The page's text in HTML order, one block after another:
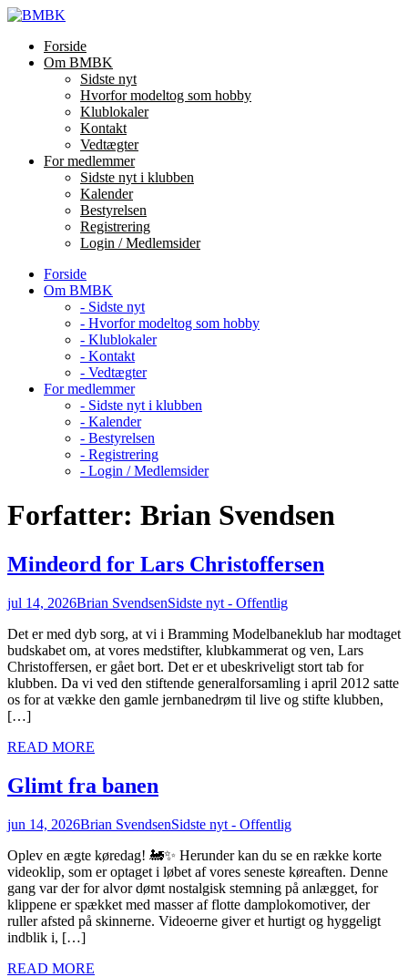
Skip
contentForside
Om BMBK
Sidste nyt
Hvorfor modeltog som hobby
Klublokaler
Kontakt
Vedtægter
For medlemmer
Sidste nyt i klubben
Kalender
Bestyrelsen
Registrering
Login / Medlemsider
Forside
Om BMBK
- Sidste nyt
- Hvorfor modeltog som hobby
- Klublokaler
- Kontakt
- Vedtægter
For medlemmer
- Sidste nyt i klubben
- Kalender
- Bestyrelsen
- Registrering
- Login / Medlemsider
Forfatter: Brian Svendsen
Mindeord for Lars Christoffersen
jul 14, 2026Brian SvendsenSidste nyt - Offentlig
Det er med dyb sorg, at vi i Bramming Modelbaneklub har modtaget
budskabet om, at vores medstifter, klubkammerat og ven, Lars
Christoffersen, er gået bort. Det er et ubeskriveligt stort tab for
klubben. Da vi ved den stiftende generalforsamling i april 2012 satte
os for at vække den gamle jernbanedrøm til live og stifte klubben,
[…]
READ MORE
Glimt fra banen
jun 14, 2026Brian SvendsenSidste nyt - Offentlig
Oplev en ægte køredag! 🚂✨ Herunder kan du se en række korte
videoklip, som er optaget i løbet af vores seneste køreaften. Denne
gang var der for alvor dømt nostalgisk stemning på anlægget, for
klippene er spækket med masser af flotte damplokomotiver, der
ruller afsted på skinnerne. Videoerne giver et hurtigt og hyggeligt
indblik i, […]
READ MORE